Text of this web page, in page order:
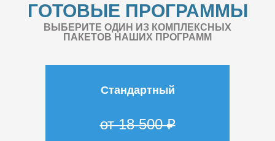
ГОТОВЫЕ ПРОГРАММЫ
ВЫБЕРИТЕ ОДИН ИЗ КОМПЛЕКСНЫХ
ПАКЕТОВ НАШИХ ПРОГРАММ
Стандартный
от 18 500 ₽